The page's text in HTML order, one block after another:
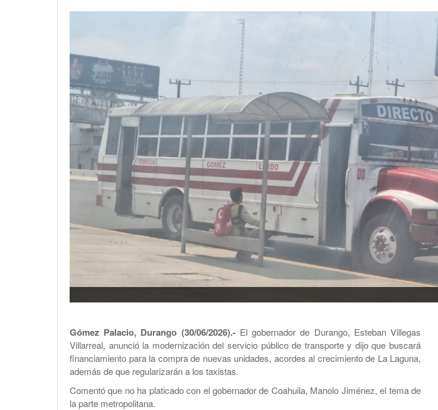
Gómez Palacio, Durango (30/06/2026).-El gobernador de Durango, Esteban Villegas
Villarreal, anunció la modernización del servicio público de transporte y dijo que buscará
financiamiento para la compra de nuevas unidades, acordes al crecimiento de La Laguna,
además de que regularizarán a los taxistas.
Comentó que no ha platicado con el gobernador de Coahuila, Manolo Jiménez, el tema de
la parte metropolitana.